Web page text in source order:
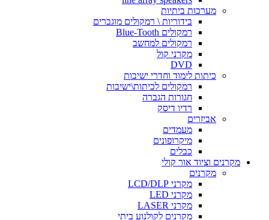
מערכות ביתיות
בידוריות \ רמקולים מוגברים
רמקולים Blue-Tooth
רמקולים למחשב
מקרני קול
DVD
כיתות לימוד וחדרי ישיבות
רמקולים לכיתות\ישיבות
חגורות הגברה
רדיו דיסק
אביזרים
מעמדים
מיקרופונים
כבלים
מקרנים וציוד אור קולי
מקרנים
מקרני LCD/DLP
מקרני LED
מקרני LASER
מקרנים לקולנוע ביתי